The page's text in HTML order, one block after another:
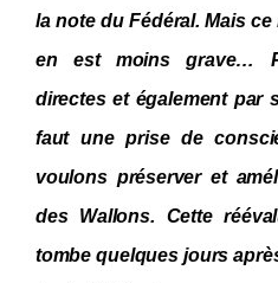
la note du Fédéral. Mais ce
en est moins grave…
directes et également par
faut une prise de
voulons préserver et
des Wallons. Cette
tombe quelques jours